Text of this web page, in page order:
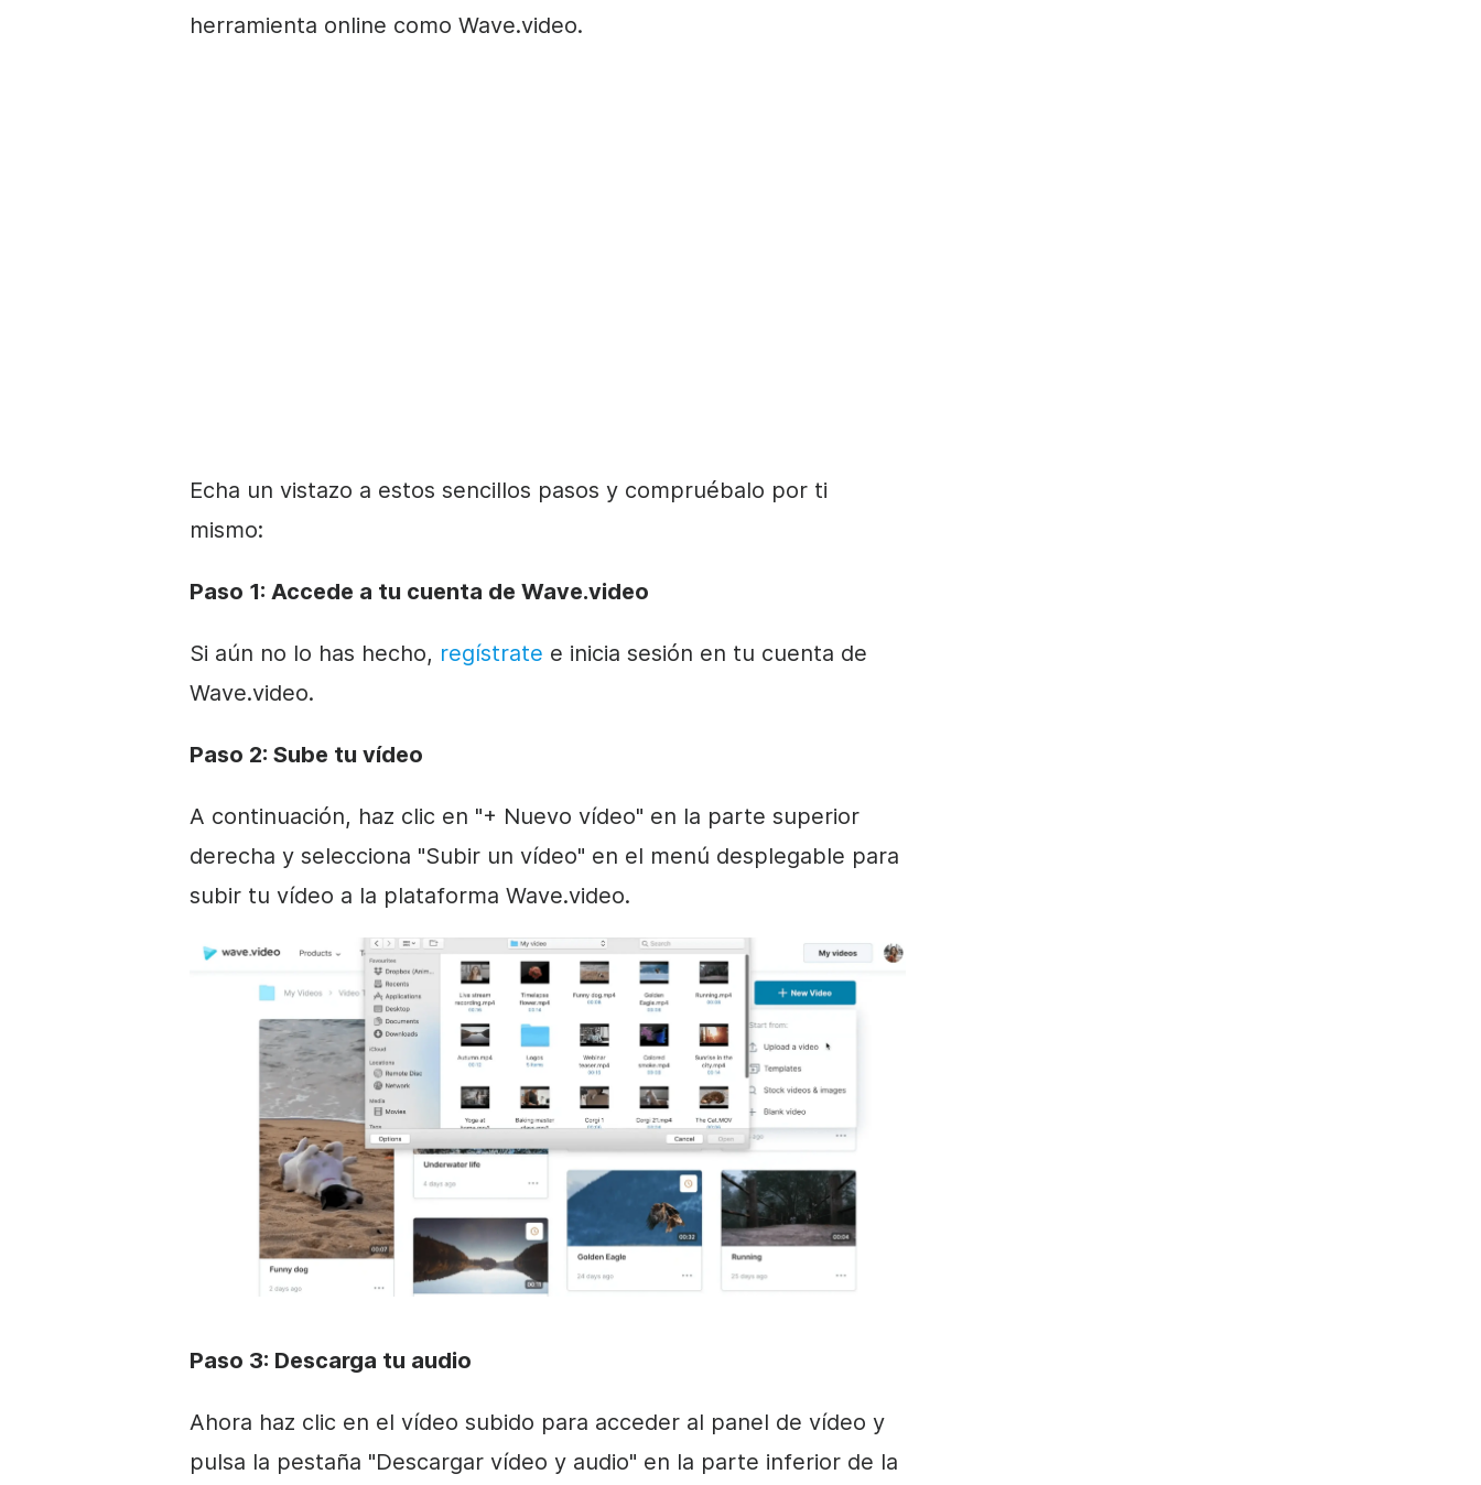
herramienta online como Wave.video.
Echa un vistazo a estos sencillos pasos y compruébalo por ti
mismo:
Paso 1: Accede a tu cuenta de Wave.video
Si aún no lo has hecho, regístrate e inicia sesión en tu cuenta de
Wave.video.
Paso 2: Sube tu vídeo
A continuación, haz clic en "+ Nuevo vídeo" en la parte superior
derecha y selecciona "Subir un vídeo" en el menú desplegable para
subir tu vídeo a la plataforma Wave.video.
Paso 3: Descarga tu audio
Ahora haz clic en el vídeo subido para acceder al panel de vídeo y
pulsa la pestaña "Descargar vídeo y audio" en la parte inferior de la